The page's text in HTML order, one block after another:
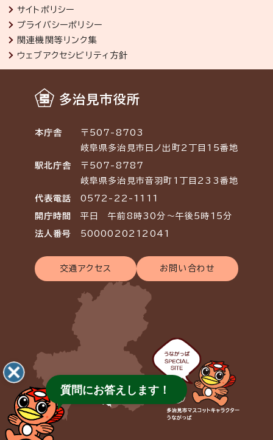
サイトポリシー
プライバシーポリシー
関連機関等リンク集
ウェブアクセシビリティ方針
多治見市役所
本庁舎
〒507-8703
岐阜県多治見市日ノ出町2丁目15番地
駅北庁舎
〒507-8787
岐阜県多治見市音羽町1丁目233番地
代表電話 0572-22-1111
開庁時間 平日 午前8時30分～午後5時15分
法人番号 5000020212041
交通アクセス お問い合わせ
質問にお答えします！